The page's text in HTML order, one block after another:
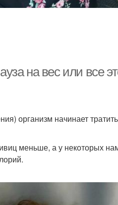
на вес или все
организм начинает
меньше, а у некоторых